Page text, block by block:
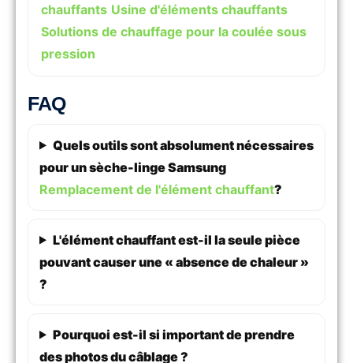
chauffants Usine d'éléments chauffants
Solutions de chauffage pour la coulée sous
pression
FAQ
Quels outils sont absolument nécessaires
pour un sèche-linge Samsung
Remplacement de l'élément chauffant?
L'élément chauffant est-il la seule pièce
pouvant causer une « absence de chaleur »
?
Pourquoi est-il si important de prendre
des photos du câblage ?